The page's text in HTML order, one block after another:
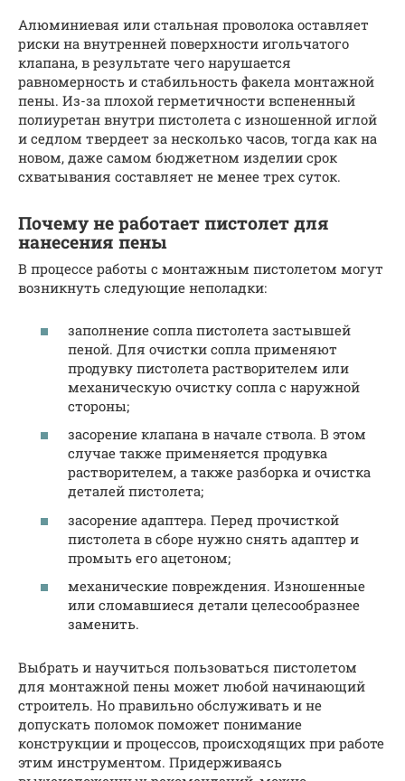
Алюминиевая или стальная проволока оставляет
риски на внутренней поверхности игольчатого
клапана, в результате чего нарушается
равномерность и стабильность факела монтажной
пены. Из-за плохой герметичности вспененный
полиуретан внутри пистолета с изношенной иглой
и седлом твердеет за несколько часов, тогда как на
новом, даже самом бюджетном изделии срок
схватывания составляет не менее трех суток.
Почему не работает пистолет для
нанесения пены
В процессе работы с монтажным пистолетом могут
возникнуть следующие неполадки:
заполнение сопла пистолета застывшей
пеной. Для очистки сопла применяют
продувку пистолета растворителем или
механическую очистку сопла с наружной
стороны;
засорение клапана в начале ствола. В этом
случае также применяется продувка
растворителем, а также разборка и очистка
деталей пистолета;
засорение адаптера. Перед прочисткой
пистолета в сборе нужно снять адаптер и
промыть его ацетоном;
механические повреждения. Изношенные
или сломавшиеся детали целесообразнее
заменить.
Выбрать и научиться пользоваться пистолетом
для монтажной пены может любой начинающий
строитель. Но правильно обслуживать и не
допускать поломок поможет понимание
конструкции и процессов, происходящих при работе
этим инструментом. Придерживаясь